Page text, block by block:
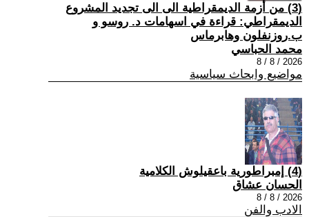
(3) من أزمة الديمقراطية الى الى تجديد المشروع
الديمقراطي: قراءة في اسهامات د. روسو و
ب.روزنفلون وهابرماس
محمد الحباسي
2026 / 8 / 8
مواضيع وابحاث سياسية
(4) إمبراطورية باعقيلوش الكلامية
الحسان عشاق
2026 / 8 / 8
الادب والفن